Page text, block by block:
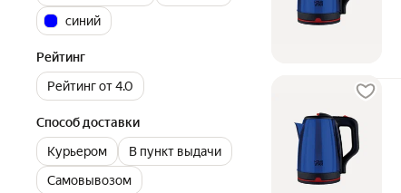
синий
Рейтинг
Рейтинг от 4.0
Способ доставки
Курьером
В пункт выдачи
Самовывозом